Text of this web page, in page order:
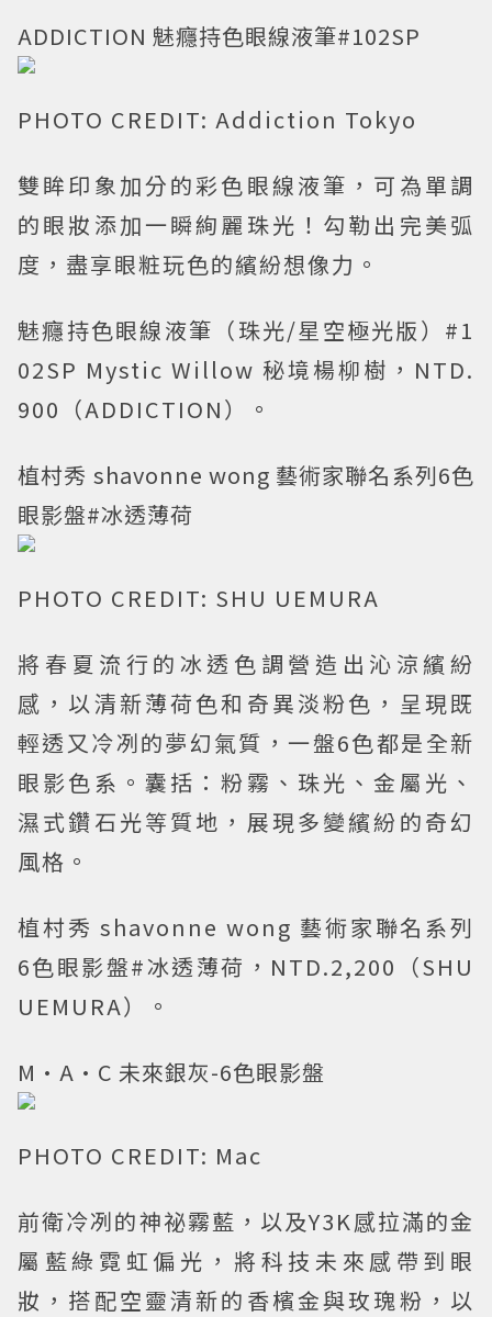
ADDICTION 魅癮持色眼線液筆#102SP
PHOTO CREDIT: Addiction Tokyo
雙眸印象加分的彩色眼線液筆，可為單調
的眼妝添加一瞬絢麗珠光！勾勒出完美弧
度，盡享眼粧玩色的繽紛想像力。
魅癮持色眼線液筆（珠光/星空極光版）#1
02SP Mystic Willow 秘境楊柳樹，NTD.
900（ADDICTION）。
植村秀 shavonne wong 藝術家聯名系列6色
眼影盤#冰透薄荷
PHOTO CREDIT: SHU UEMURA
將春夏流行的冰透色調營造出沁涼繽紛
感，以清新薄荷色和奇異淡粉色，呈現既
輕透又冷冽的夢幻氣質，一盤6色都是全新
眼影色系。囊括：粉霧、珠光、金屬光、
濕式鑽石光等質地，展現多變繽紛的奇幻
風格。
植村秀 shavonne wong 藝術家聯名系列
6色眼影盤#冰透薄荷，NTD.2,200（SHU
UEMURA）。
M·A·C 未來銀灰-6色眼影盤
PHOTO CREDIT: Mac
前衛冷冽的神祕霧藍，以及Y3K感拉滿的金
屬藍綠霓虹偏光，將科技未來感帶到眼
妝，搭配空靈清新的香檳金與玫瑰粉，以